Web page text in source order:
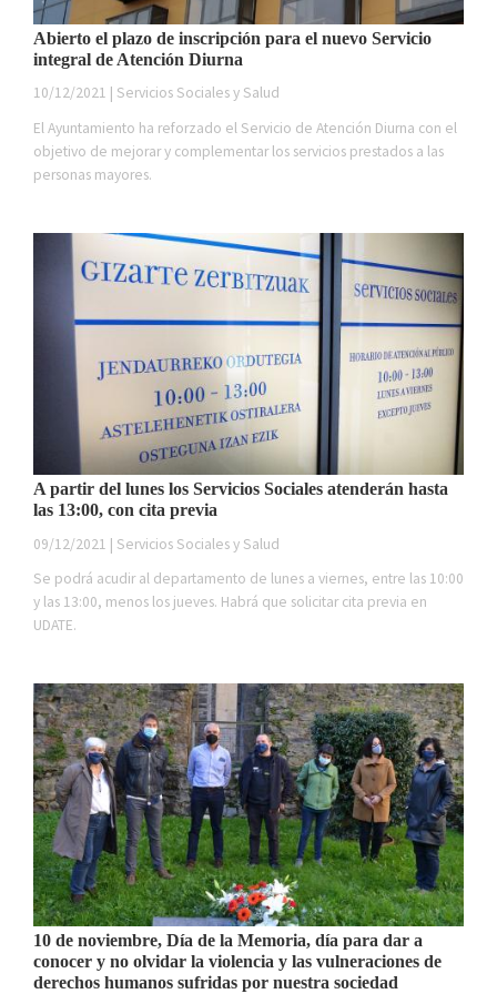
Abierto el plazo de inscripción para el nuevo Servicio
integral de Atención Diurna
10/12/2021 | Servicios Sociales y Salud
El Ayuntamiento ha reforzado el Servicio de Atención Diurna con el
objetivo de mejorar y complementar los servicios prestados a las
personas mayores.
A partir del lunes los Servicios Sociales atenderán hasta
las 13:00, con cita previa
09/12/2021 | Servicios Sociales y Salud
Se podrá acudir al departamento de lunes a viernes, entre las 10:00
y las 13:00, menos los jueves. Habrá que solicitar cita previa en
UDATE.
10 de noviembre, Día de la Memoria, día para dar a
conocer y no olvidar la violencia y las vulneraciones de
derechos humanos sufridas por nuestra sociedad